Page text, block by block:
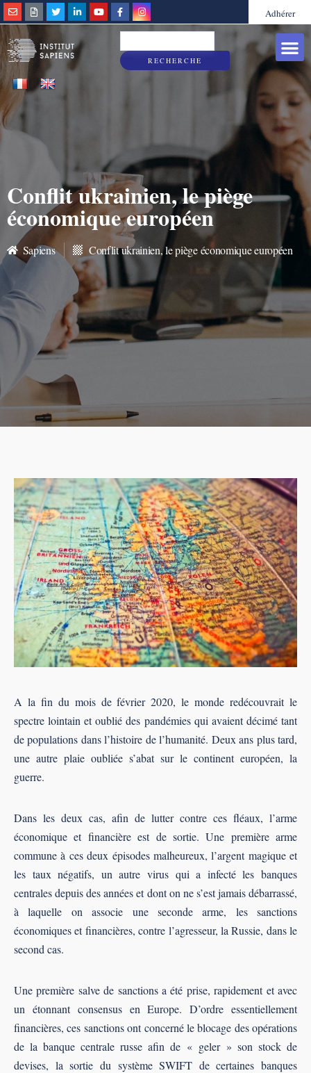
Adhérer
RECHERCHE
Conflit ukrainien, le piège
économique européen
Sapiens Conflit ukrainien, le piège économique européen
A la fin du mois de février 2020, le monde redécouvrait le
spectre lointain et oublié des pandémies qui avaient décimé tant
de populations dans l’histoire de l’humanité. Deux ans plus tard,
une autre plaie oubliée s’abat sur le continent européen, la
guerre.
Dans les deux cas, afin de lutter contre ces fléaux, l’arme
économique et financière est de sortie. Une première arme
commune à ces deux épisodes malheureux, l’argent magique et
les taux négatifs, un autre virus qui a infecté les banques
centrales depuis des années et dont on ne s’est jamais débarrassé,
à laquelle on associe une seconde arme, les sanctions
économiques et financières, contre l’agresseur, la Russie, dans le
second cas.
Une première salve de sanctions a été prise, rapidement et avec
un étonnant consensus en Europe. D’ordre essentiellement
financières, ces sanctions ont concerné le blocage des opérations
de la banque centrale russe afin de « geler » son stock de
devises, la sortie du système SWIFT de certaines banques